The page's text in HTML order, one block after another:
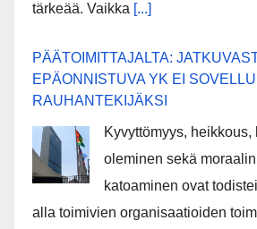
tärkeää. Vaikka [...]
PÄÄTOIMITTAJALTA:
EPÄONNISTUVA YK EI
RAUHANTEKIJÄKSI
Kyvyttömyys,
oleminen sekä
katoaminen ovat
alla toimivien organisaatioiden